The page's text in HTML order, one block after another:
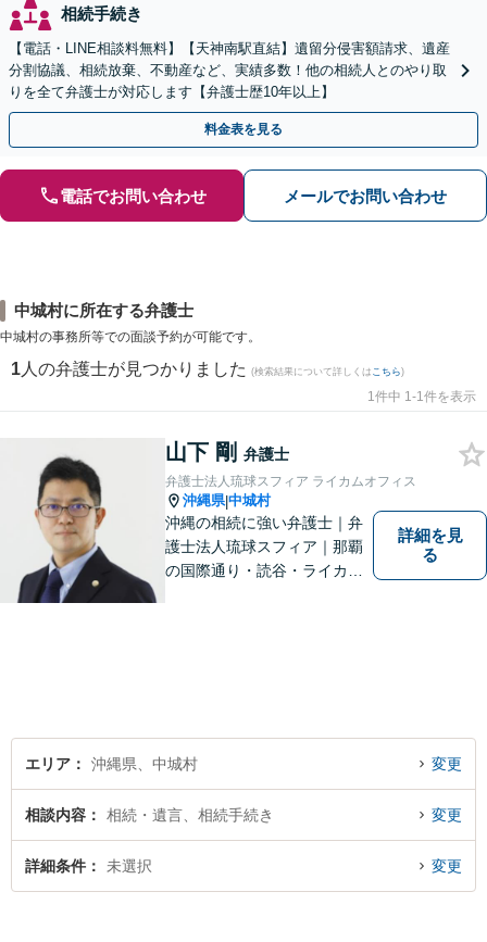
相続手続き
【電話・LINE相談料無料】【天神南駅直結】遺留分侵害額請求、遺産
分割協議、相続放棄、不動産など、実績多数！他の相続人とのやり取
りを全て弁護士が対応します【弁護士歴10年以上】
料金表を見る
電話でお問い合わせ メールでお問い合わせ
中城村に所在する弁護士
中城村の事務所等での面談予約が可能です。
1 人の弁護士が見つかりました (検索結果について詳しくは こちら)
1件中 1-1件を表示
山下 剛 弁護士
弁護士法人琉球スフィア ライカムオフィス
沖縄県|中城村
沖縄の相続に強い弁護士｜弁
護士法人琉球スフィア｜那覇
の国際通り・読谷・ライカム
す。
詳細を見
る
エリア 沖縄県、中城村 変更
相談内容 相続・遺言、相続手続き 変更
詳細条件 未選択 変更